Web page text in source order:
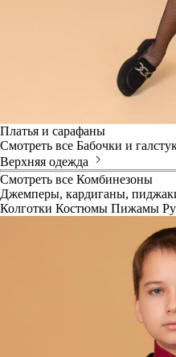
Платья и сарафаны
Смотреть все Бабочки и
Верхняя одежда
Смотреть все Комбинезоны
Джемперы, кардиганы,
Колготки Костюмы Пижамы